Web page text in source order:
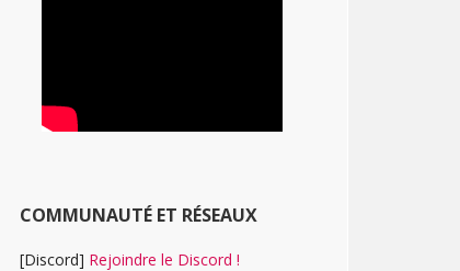
COMMUNAUTÉ ET RÉSEAUX
[Discord] Rejoindre le Discord !